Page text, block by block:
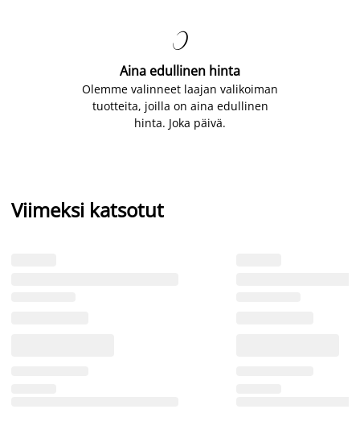

Aina edullinen hinta
Olemme valinneet laajan valikoiman
tuotteita, joilla on aina edullinen
hinta. Joka päivä.
Viimeksi katsotut